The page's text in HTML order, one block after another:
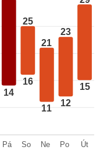
14
25
16
21
11
23
12
15
Pá
So
Ne
Po
Út